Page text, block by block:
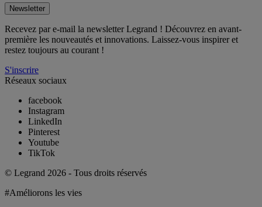
Newsletter
Recevez par e-mail la newsletter Legrand ! Découvrez en avant-
première les nouveautés et innovations. Laissez-vous inspirer et
restez toujours au courant !
S'inscrire
Réseaux sociaux
facebook
Instagram
LinkedIn
Pinterest
Youtube
TikTok
© Legrand 2026 - Tous droits réservés
#Améliorons les vies